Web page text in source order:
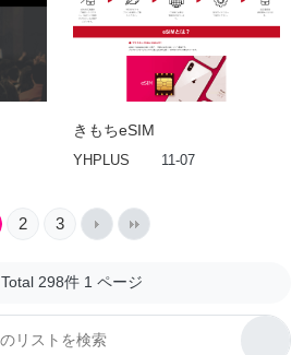
きもちeSIM
YHPLUS 11-07
2 3
Total 298件1 ページ